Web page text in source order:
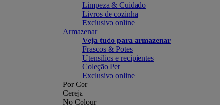
Limpeza & Cuidado
Livros de cozinha
Exclusivo online
Armazenar
Veja tudo para armazenar
Frascos & Potes
Utensílios e recipientes
Coleção Pet
Exclusivo online
Por Cor
Cereja
No Colour